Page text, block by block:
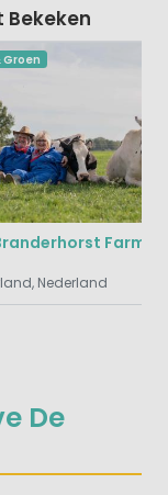
De
Bekeken
Groen
Nederland